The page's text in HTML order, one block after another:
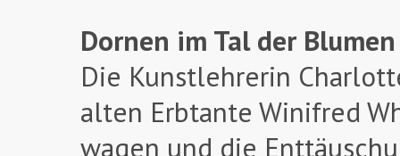
Dornen im Tal der Blumen
Die Kunstlehrerin
alten Erbtante Winifred
wagen und die